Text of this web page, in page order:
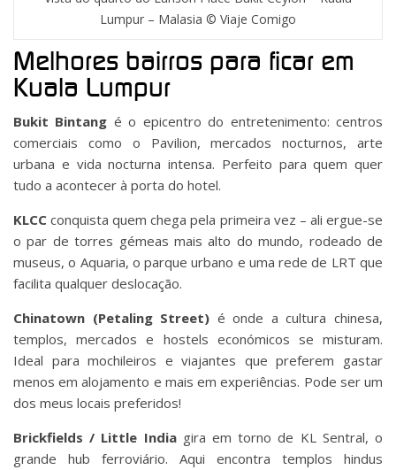
Lumpur – Malasia © Viaje Comigo
Melhores bairros para ficar em
Kuala Lumpur
Bukit Bintang é o epicentro do entretenimento: centros
comerciais como o Pavilion, mercados nocturnos, arte
urbana e vida nocturna intensa. Perfeito para quem quer
tudo a acontecer à porta do hotel.
KLCC conquista quem chega pela primeira vez – ali ergue-se
o par de torres gémeas mais alto do mundo, rodeado de
museus, o Aquaria, o parque urbano e uma rede de LRT que
facilita qualquer deslocação.
Chinatown (Petaling Street) é onde a cultura chinesa,
templos, mercados e hostels económicos se misturam.
Ideal para mochileiros e viajantes que preferem gastar
menos em alojamento e mais em experiências. Pode ser um
dos meus locais preferidos!
Brickfields / Little Indiagira em torno de KL Sentral, o
grande hub ferroviário. Aqui encontra templos hindus